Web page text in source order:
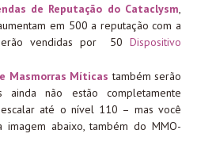
de Reputação do Cataclysm,
em 500 a reputação com a
vendidas por 50 Dispositivo
Masmorras Míticas também serão
ainda não estão completamente
até o nível 110 – mas você
abaixo, também do MMO-